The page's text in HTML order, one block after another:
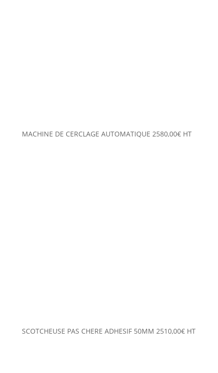
MACHINE DE CERCLAGE AUTOMATIQUE 2580,00€ HT
SCOTCHEUSE PAS CHERE ADHESIF 50MM 2510,00€ HT